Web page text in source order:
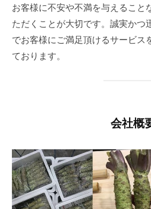
1
年
5
月
p
m
a
s
お客様に不安や不満を与えること
ただくことが大切です。誠実かつ
でお客様にご満足頂けるサービス
ております。
会社概